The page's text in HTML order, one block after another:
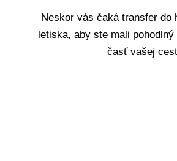
Neskor vás čaká transfer do
letiska, aby ste mali
časť vašej